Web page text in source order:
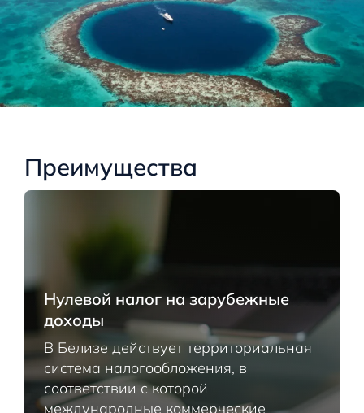
Преимущества
Нулевой налог на зарубежные
доходы
В Белизе действует территориальная
система налогообложения, в
соответствии с которой
международные коммерческие